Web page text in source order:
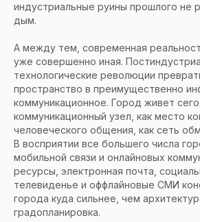
индустриальные руины прошлого не
дым.
А между тем, современная
уже совершенно иная.
технологические революции
пространство в преимущественно
коммуникационное. Город живет
коммуникационный узел, как место
человеческого общения, как сеть
В восприятии все большего числа
мобильной связи и онлайновых
ресурсы, электронная почта,
телевиденье и оффлайновые СМИ
города куда сильнее, чем
градопланировка.